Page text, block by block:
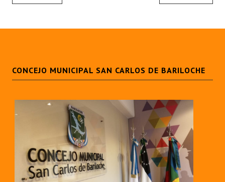
CONCEJO MUNICIPAL SAN CARLOS DE BARILOCHE